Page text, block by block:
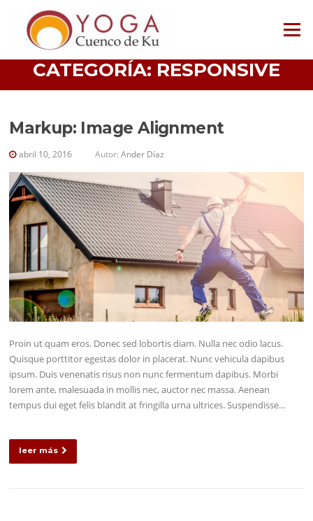
contenido
Menú
CATEGORÍA: RESPONSIVE
Markup: Image Alignment
abril 10, 2016 Autor:Ander Díaz
Proin ut quam eros. Donec sed lobortis diam. Nulla nec odio lacus.
Quisque porttitor egestas dolor in placerat. Nunc vehicula dapibus
ipsum. Duis venenatis risus non nunc fermentum dapibus. Morbi
lorem ante, malesuada in mollis nec, auctor nec massa. Aenean
tempus dui eget felis blandit at fringilla urna ultrices. Suspendisse…
leer más